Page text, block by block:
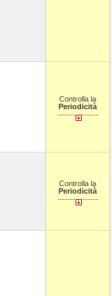
Controlla la
Periodicità
Controlla la
Periodicità